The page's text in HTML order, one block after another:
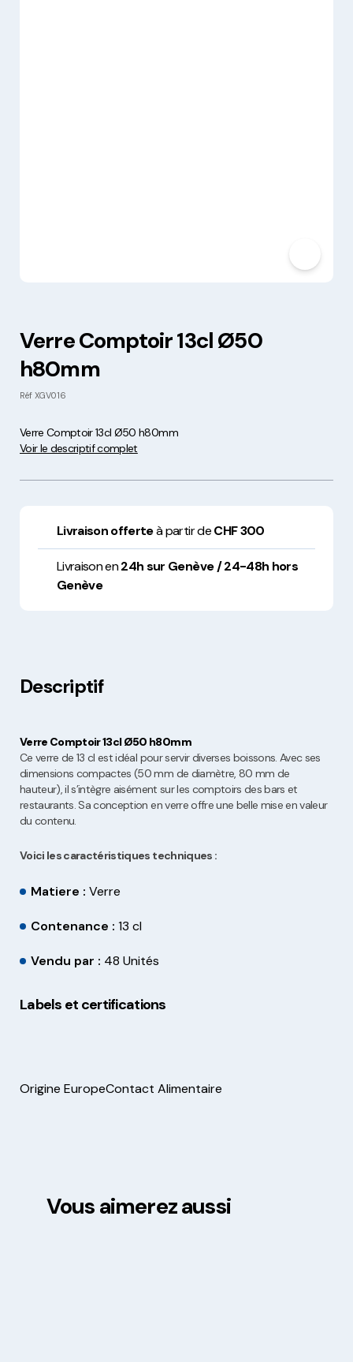
Verre Comptoir 13cl Ø50
h80mm
Réf XGV016
Verre Comptoir 13cl Ø50 h80mm
Voir le descriptif complet
Livraison offerteà partir deCHF 300
Livraison en24h sur Genève / 24-48h hors
Genève
Descriptif
Verre Comptoir 13cl Ø50 h80mm
Ce verre de 13 cl est idéal pour servir diverses boissons. Avec ses
dimensions compactes (50 mm de diamètre, 80 mm de
hauteur), il s’intègre aisément sur les comptoirs des bars et
restaurants. Sa conception en verre offre une belle mise en valeur
du contenu.
Voici les caractéristiques techniques :
Matiere : Verre
Contenance : 13 cl
Vendu par : 48 Unités
Labels et certifications
Origine EuropeContact Alimentaire
Vous aimerez aussi